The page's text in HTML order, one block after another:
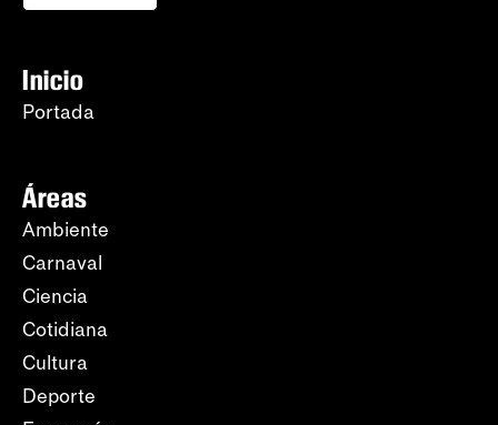
Inicio
Portada
Áreas
Ambiente
Carnaval
Ciencia
Cotidiana
Cultura
Deporte